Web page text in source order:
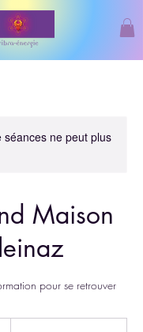
séances ne peut plus
Maison
pour se retrouver